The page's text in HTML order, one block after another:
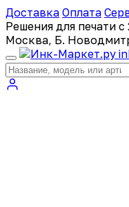
Доставка Оплата
Решения для печати с
Москва, Б.